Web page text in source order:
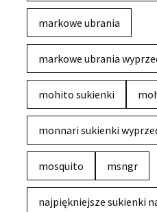
markowe ubrania
markowe ubrania
mohito sukienki
monnari sukienki
mosquito msngr
najpiękniejsze sukienki